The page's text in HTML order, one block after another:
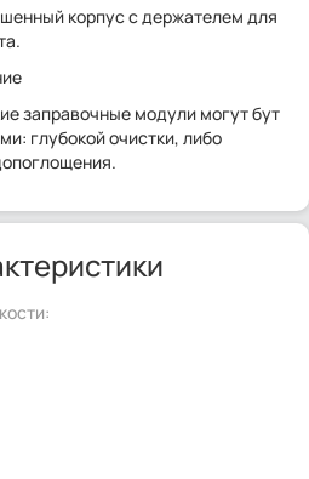
корпус с держателем для
заправочные модули могут бут
глубокой очистки, либо